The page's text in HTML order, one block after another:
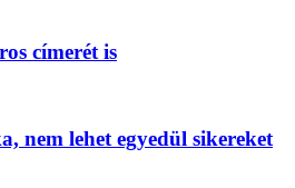
címerét is
nem lehet egyedül sikereket